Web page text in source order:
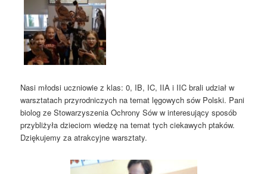
Nasi młodsi uczniowie z klas: 0, IB, IC, IIA i IIC brali udział w
warsztatach przyrodniczych na temat lęgowych sów Polski. Pani
biolog ze Stowarzyszenia Ochrony Sów w interesujący sposób
przybliżyła dzieciom wiedzę na temat tych ciekawych ptaków.
Dziękujemy za atrakcyjne warsztaty.